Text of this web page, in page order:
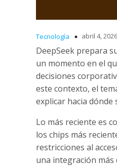
Tecnología abril 4, 2026
DeepSeek prepara
un momento en el
decisiones
este contexto, el
explicar hacia dónde
Lo más reciente es
los chips más
restricciones al
una integración más